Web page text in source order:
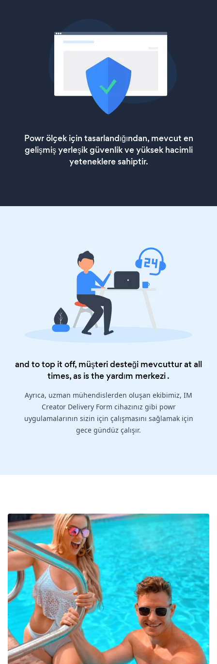
Powr ölçek için tasarlandığından, mevcut en
gelişmiş yerleşik güvenlik ve yüksek hacimli
yeteneklere sahiptir.
and to top it off, müşteri desteği mevcuttur at all
times, as is theyardım merkezi.
Ayrıca, uzman mühendislerden oluşan ekibimiz, IM
Creator Delivery Form cihazınız gibi powr
uygulamalarının sizin için çalışmasını sağlamak için
gece gündüz çalışır.